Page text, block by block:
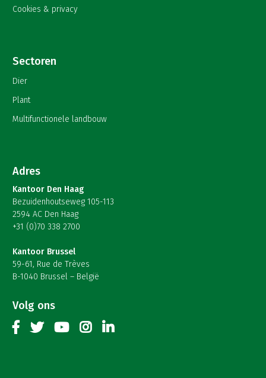
Cookies & privacy
Sectoren
Dier
Plant
Multifunctionele landbouw
Adres
Kantoor Den Haag
Bezuidenhoutseweg 105-113
2594 AC Den Haag
+31 (0)70 338 2700
Kantoor Brussel
59-61, Rue de Trèves
B-1040 Brussel – België
Volg ons